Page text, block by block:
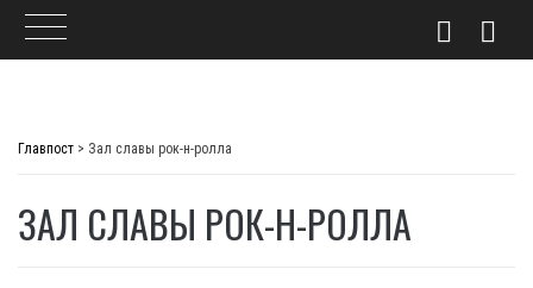
Главпост > Зал славы рок-н-ролла
ЗАЛ СЛАВЫ РОК-Н-РОЛЛА